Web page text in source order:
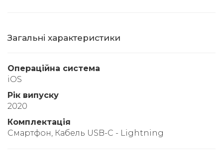
Загальні характеристики
Операційна система
iOS
Рік випуску
2020
Комплектація
Смартфон, Кабель USB-C - Lightning